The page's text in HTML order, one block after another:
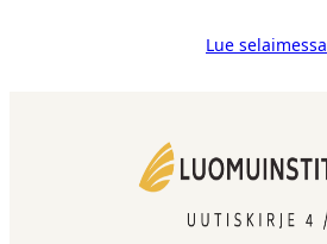
Lue selaimessa